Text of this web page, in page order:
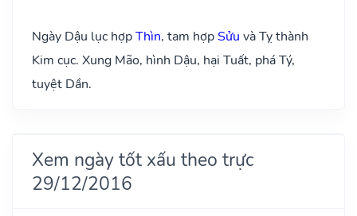
Ngày Dậu lục hợpThìn, tam hợpSửu và Tỵ thành
Kim cục. Xung Mão, hình Dậu, hại Tuất, phá Tý,
tuyệt Dần.
Xem ngày tốt xấu theo trực
29/12/2016